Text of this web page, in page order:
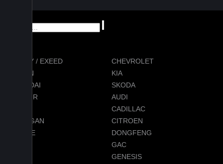
CHERY / EXEED
CHEVROLET
RAVON
KIA
HYUNDAI
SKODA
JETOUR
AUDI
CADILLAC
CHANGAN
CITROEN
DODGE
DONGFENG
GAC
GENESIS